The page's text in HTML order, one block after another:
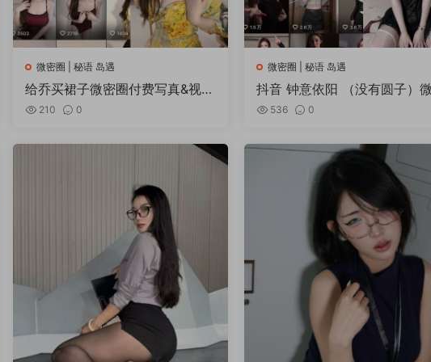
微密圈 | 秘语 岛遇
给乔买裙子微密圈付费写真&视频
作品合集
210 0
微密圈 | 秘语 岛遇
抖音 钟意依阳 （没有圆子）
圈秘语空间 写真合集
536 0